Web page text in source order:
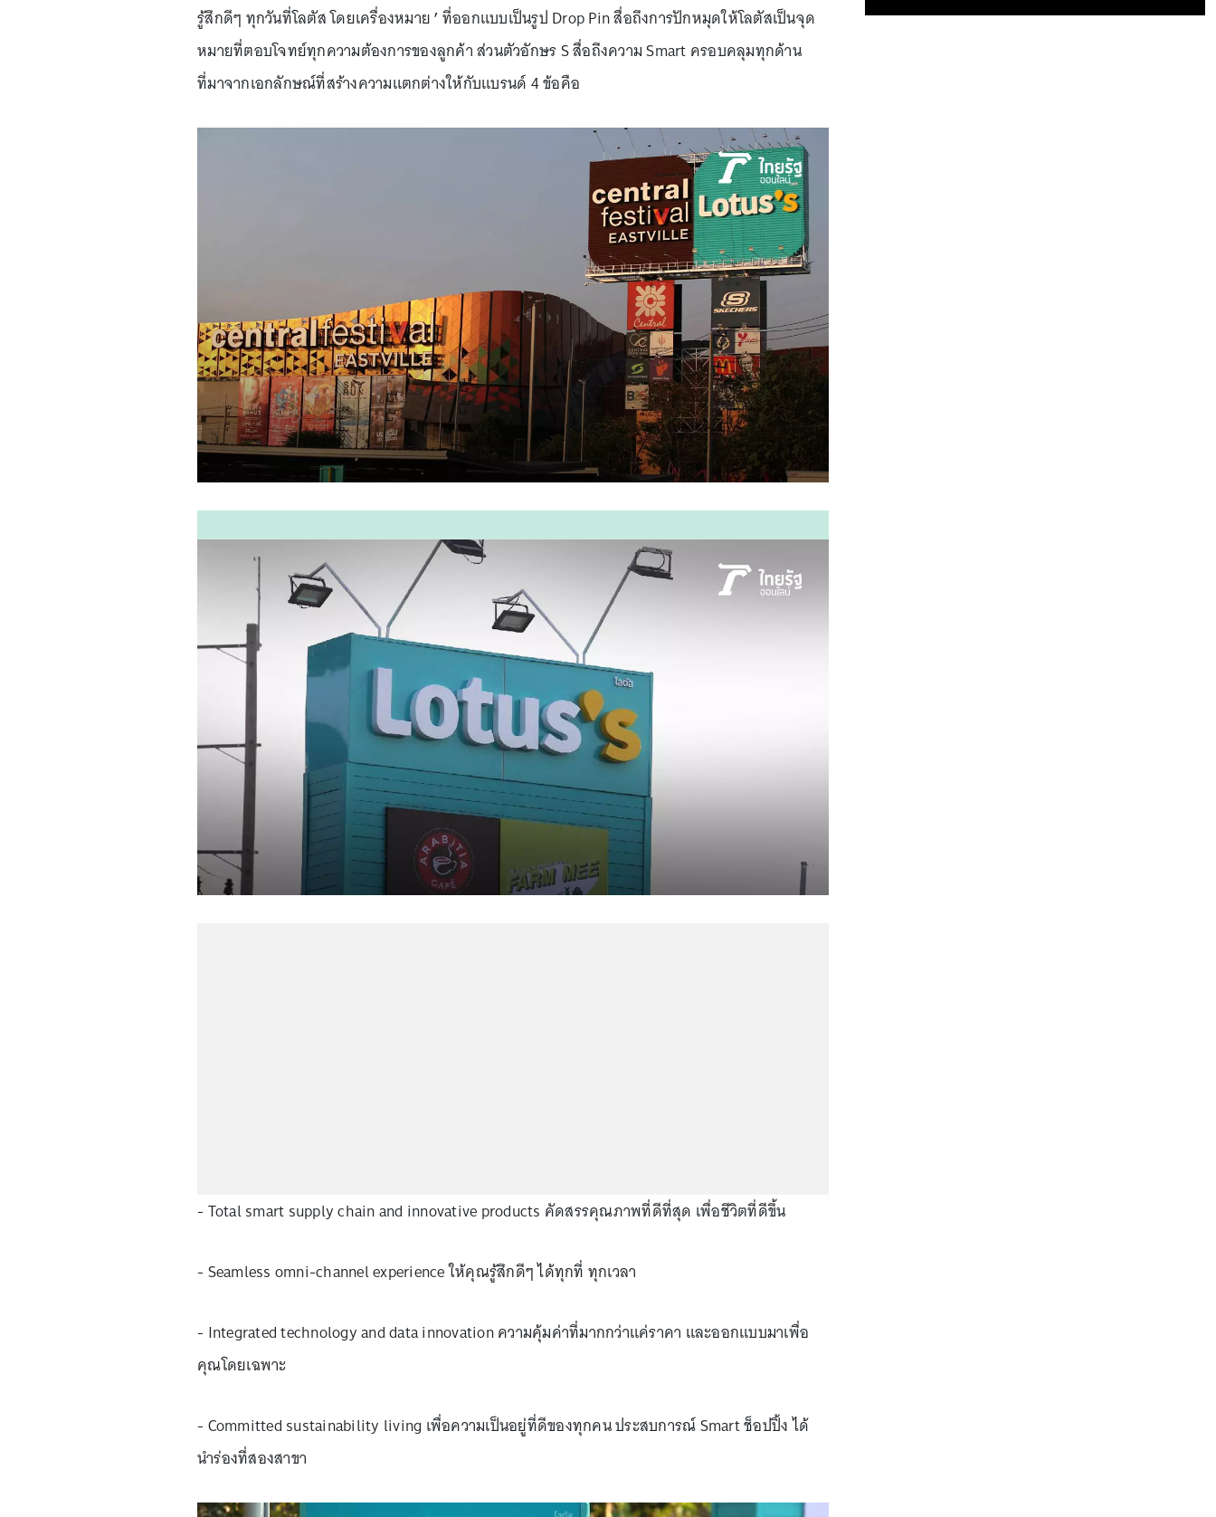
รู้สึกดีๆ ทุกวันที่โลตัส โดยเครื่องหมาย’ที่ออกแบบเป็นรูป Drop Pin สื่อถึงการปักหมุดให้โลตัสเป็นจุด
หมายที่ตอบโจทย์ทุกความต้องการของลูกค้า ส่วนตัวอักษร S สื่อถึงความ Smart ครอบคลุมทุกด้าน
ที่มาจากเอกลักษณ์ที่สร้างความแตกต่างให้กับแบรนด์ 4 ข้อคือ
- Total smart supply chain and innovative products คัดสรรคุณภาพที่ดีที่สุด เพื่อชีวิตที่ดีขึ้น
- Seamless omni-channel experience ให้คุณรู้สึกดีๆ ได้ทุกที่ ทุกเวลา
- Integrated technology and data innovation ความคุ้มค่าที่มากกว่าแค่ราคา และออกแบบมาเพื่อ
คุณโดยเฉพาะ
- Committed sustainability living เพื่อความเป็นอยู่ที่ดีของทุกคน ประสบการณ์ Smart ช็อปปิ้ง ได้
นำร่องที่สองสาขา